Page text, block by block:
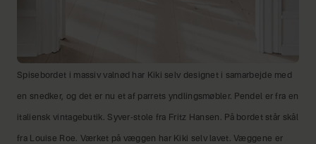
Spisebordet i massiv valnød har Kiki selv designet i samarbejde med
en snedker, og det er nu et af parrets yndlingsmøbler. Pendel er fra en
italiensk vintagebutik. Syver-stole fra Fritz Hansen. På bordet står skål
fra Louise Roe. Værket på væggen har Kiki selv lavet. Væggene er